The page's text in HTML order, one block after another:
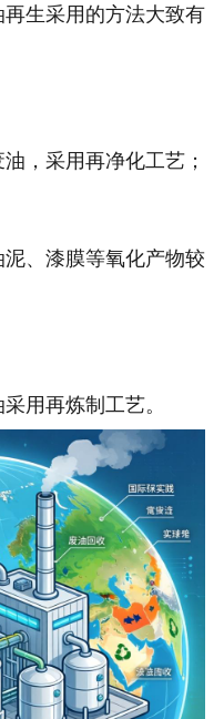
生采用的方法大致有
采用再净化工艺；
、漆膜等氧化产物较
用再炼制工艺。